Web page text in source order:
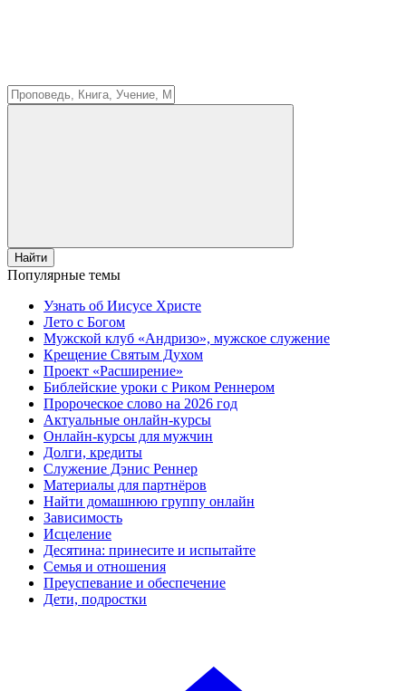
Найти
Популярные темы
Узнать об Иисусе Христе
Лето с Богом
Мужской клуб «Андризо», мужское служение
Крещение Святым Духом
Проект «Расширение»
Библейские уроки с Риком Реннером
Пророческое слово на 2026 год
Актуальные онлайн-курсы
Онлайн-курсы для мужчин
Долги, кредиты
Служение Дэнис Реннер
Материалы для партнёров
Найти домашнюю группу онлайн
Зависимость
Исцеление
Десятина: принесите и испытайте
Семья и отношения
Преуспевание и обеспечение
Дети, подростки